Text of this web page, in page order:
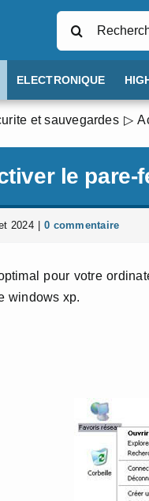
ELECTRONIQUE
et sauvegardes
le pare-
2024 0 commentaire
pour votre
windows xp.